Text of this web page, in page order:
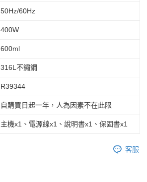
50Hz/60Hz
400W
600ml
316L不鏽鋼
R39344
自購買日起一年，人為因素不在此限
主機x1、電源線x1、說明書x1、保固書x1
客服